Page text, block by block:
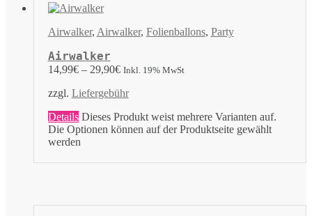
Airwalker, Airwalker, Folienballons, Party
Airwalker
14,99€– 29,90€ Inkl. 19% MwSt
zzgl. Liefergebühr
Details Dieses Produkt weist mehrere Varianten auf.
Die Optionen können auf der Produktseite gewählt
werden